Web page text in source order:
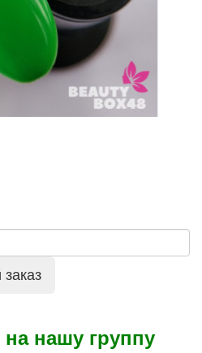
нашу группу